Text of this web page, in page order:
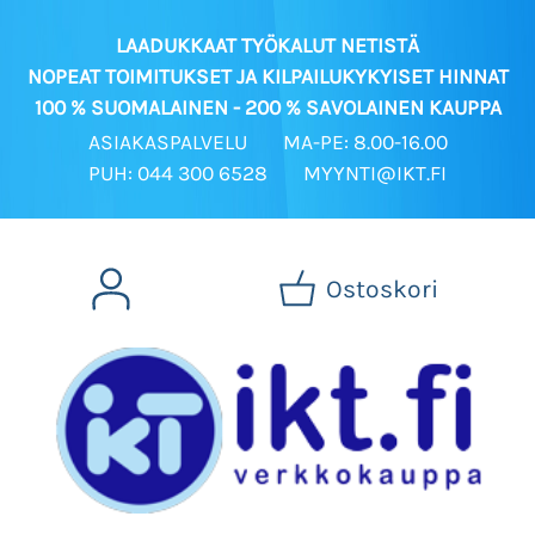
LAADUKKAAT TYÖKALUT NETISTÄ
NOPEAT TOIMITUKSET JA KILPAILUKYKYISET HINNAT
100 % SUOMALAINEN - 200 % SAVOLAINEN KAUPPA
ASIAKASPALVELU
MA-PE: 8.00-16.00
PUH: 044 300 6528
MYYNTI@IKT.FI
Ostoskori